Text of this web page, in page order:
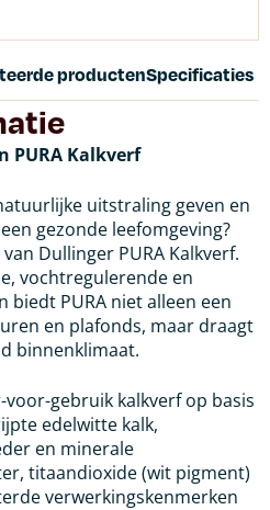
productenSpecificaties
PURA Kalkverf
uitstraling geven en
gezonde leefomgeving?
Dullinger PURA Kalkverf.
vochtregulerende en
biedt PURA niet alleen een
en plafonds, maar draagt
binnenklimaat.
voor-gebruik kalkverf op basis
edelwitte kalk,
en minerale
titaandioxide (wit pigment)
verwerkingskenmerken